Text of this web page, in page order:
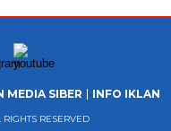
MEDIA SIBER INFO IKLAN
RESERVED